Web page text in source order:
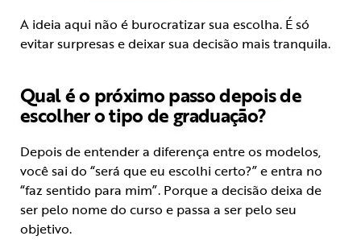
A ideia aqui não é burocratizar sua escolha. É só
evitar surpresas e deixar sua decisão mais tranquila.
Qual é o próximo passo depois de
escolher o tipo de graduação?
Depois de entender a diferença entre os modelos,
você sai do “será que eu escolhi certo?” e entra no
“faz sentido para mim”. Porque a decisão deixa de
ser pelo nome do curso e passa a ser pelo seu
objetivo.